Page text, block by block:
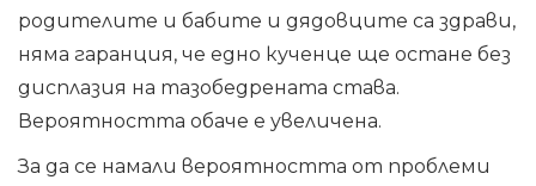
родителите и бабите и дядовците са здрави,
няма гаранция, че едно кученце ще остане без
дисплазия на тазобедрената става.
Вероятността обаче е увеличена.
За да се намали вероятността от проблеми